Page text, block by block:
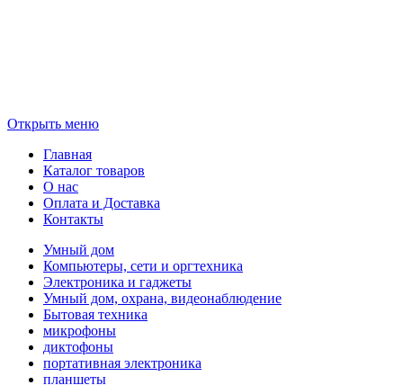
Открыть меню
Главная
Каталог товаров
О нас
Оплата и Доставка
Контакты
Умный дом
Компьютеры, сети и оргтехника
Электроника и гаджеты
Умный дом, охрана, видеонаблюдение
Бытовая техника
микрофоны
диктофоны
портативная электроника
планшеты